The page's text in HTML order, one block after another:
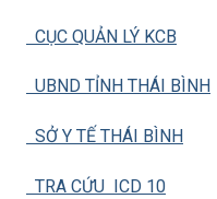
CỤC QUẢN LÝ KCB
UBND TỈNH THÁI BÌNH
SỞ Y TẾ THÁI BÌNH
TRA CỨU ICD 10